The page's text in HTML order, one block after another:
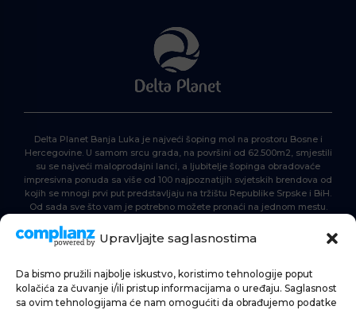
Upravljajte saglasnostima
Da bismo pružili najbolje iskustvo, koristimo tehnologije poput
kolačića za čuvanje i/ili pristup informacijama o uređaju. Saglasnost
sa ovim tehnologijama će nam omogućiti da obrađujemo podatke
Delta Planet Banja Luka je najveći šoping mol na prostoru Bosne i
Hercegovine. U samom srcu grada, na površini od 62.500m2, smjestili
su se najveći maloprodajni lanci, a ljubitelje šopinga obradovaće
impresivna ponuda sa više od 100 najpoznatijih svjetskih brendova od
kojih se mnogi prvi put predstavljaju na tržištu Republike Srpske i BiH.
Od sada sve što vam je potrebno možete pronaći na jednom mestu.
POČETNA